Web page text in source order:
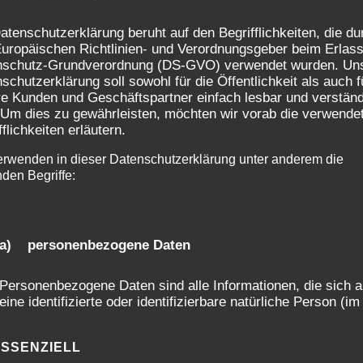
WAS MUSS ICH
WECHSELOBJEKTIVE UND EINEN LAPTOP
beruht auf den Begrifflichkeiten, die
Richtlinien- und Verordnungsgeber beim
Grundverordnung (DS-GVO) verwendet wurden.
soll sowohl für die Öffentlichkeit als auch
Kunden und Geschäftspartner einfach lesbar und
dies zu gewährleisten, möchten wir vorab die
erläutern.
in dieser Datenschutzerklärung unter anderem die
Begriffe:
a) personenbezogene Daten
Personenbezogene Daten sind alle Informationen, die sich
eine identifizierte oder identifizierbare natürliche Person (im
insbesondere mittels Zuordnung zu einer Kennung wie einem